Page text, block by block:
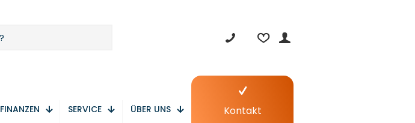
FINANZEN SERVICE ÜBER UNS Kontakt